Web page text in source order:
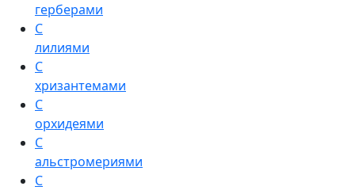
герберами
С
лилиями
С
хризантемами
С
орхидеями
С
альстромериями
С